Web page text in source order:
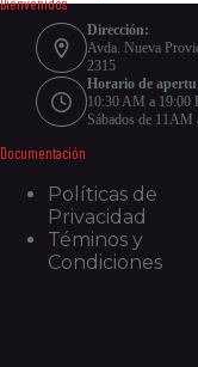
Dirección:
Avda. Nueva
2315
Horario de
10:30 AM a 19:00
Sábados de 11AM
Documentación
Políticas de
Privacidad
Téminos y
Condiciones